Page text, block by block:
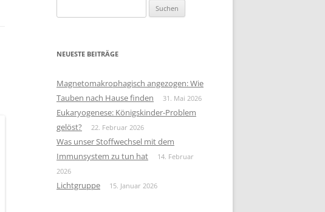
nach:
NEUESTE BEITRÄGE
Magnetomakrophagisch angezogen: Wie
Tauben nach Hause finden
31. Mai 2026
Eukaryogenese: Königskinder-Problem
gelöst?
22. Februar 2026
Was unser Stoffwechsel mit dem
Immunsystem zu tun hat
14. Februar
2026
Lichtgruppe 15. Januar 2026